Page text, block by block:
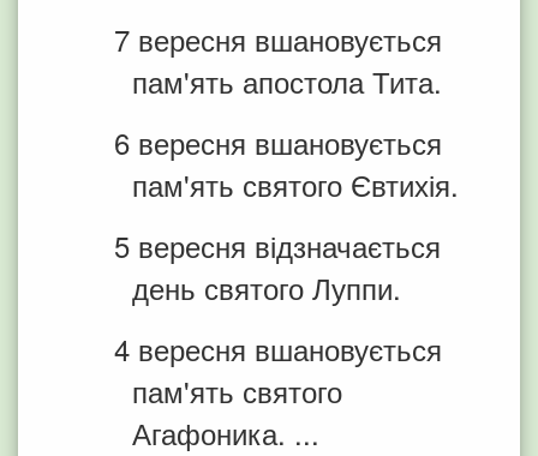
7 вересня вшановується
пам'ять апостола Тита.
6 вересня вшановується
пам'ять святого Євтихія.
5 вересня відзначається
день святого Луппи.
4 вересня вшановується
пам'ять святого
Агафоника. ...